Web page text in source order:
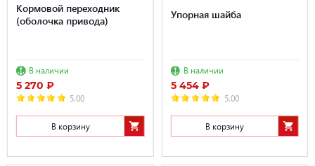
Кормовой переходник
(оболочка привода)
В наличии
5 270 ₽
5.00
В корзину
Упорная шайба
В наличии
5 454 ₽
5.00
В корзину